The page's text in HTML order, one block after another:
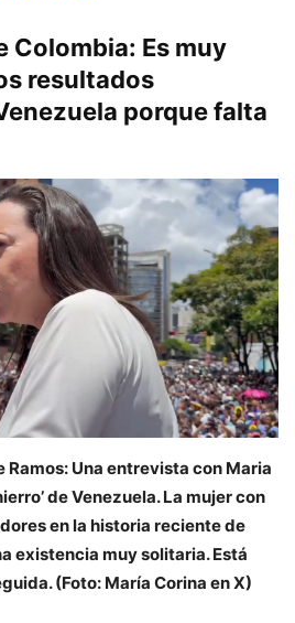
Colombia: Es muy
resultados
porque falta
Ramos: Una entrevista con Maria
de Venezuela. La mujer con
en la historia reciente de
existencia muy solitaria. Está
(Foto: María Corina en X)